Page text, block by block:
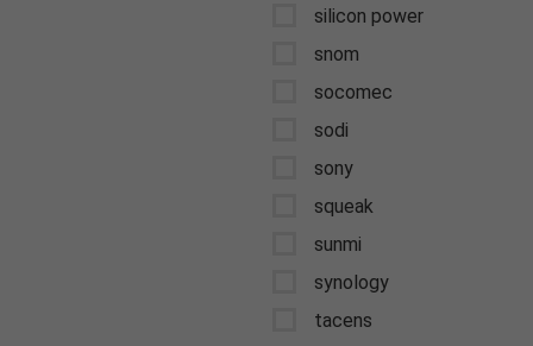
silicon power
snom
socomec
sodi
sony
squeak
sunmi
synology
tacens